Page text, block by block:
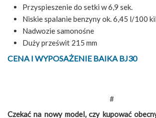
Przyspieszenie do setki w 6,9 sek.
Niskie spalanie benzyny ok. 6,45 l/100
Nadwozie samonośne
Duży prześwit 215 mm
CENA I WYPOSAŻENIE BAIKA BJ30
#
Czekać na nowy model, czy kupować